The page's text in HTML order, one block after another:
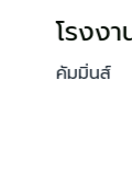
โรงง
คัมมิ่นส์